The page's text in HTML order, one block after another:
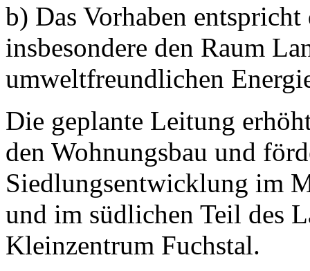
b) Das Vorhaben
insbesondere den Raum
umweltfreundlichen
Die geplante Leitung
den Wohnungsbau und
Siedlungsentwicklung im
und im südlichen Teil des
Kleinzentrum Fuchstal.